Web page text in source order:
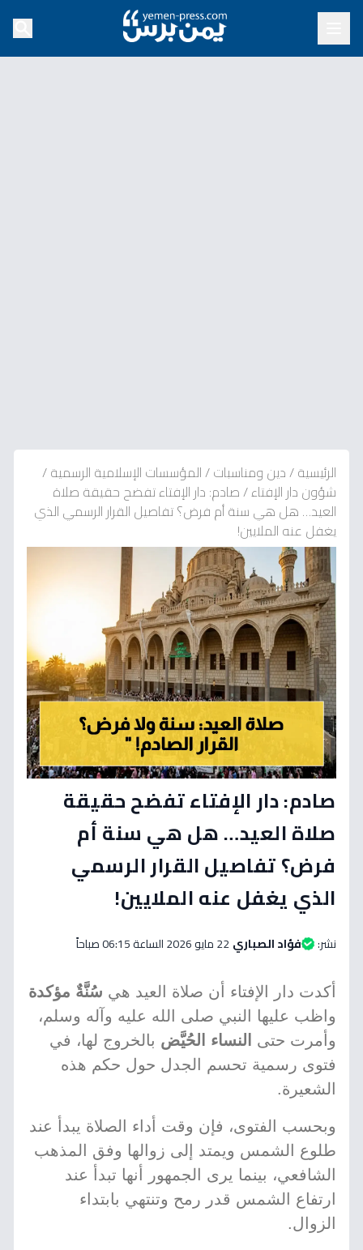
الرئيسية/دين ومناسبات/المؤسسات الإسلامية الرسمية/
شؤون دار الإفتاء/صادم: دار الإفتاء تفضح حقيقة صلاة
العيد… هل هي سنة أم فرض؟ تفاصيل القرار الرسمي الذي
يغفل عنه الملايين!
صادم: دار الإفتاء تفضح حقيقة
صلاة العيد… هل هي سنة أم
فرض؟ تفاصيل القرار الرسمي
الذي يغفل عنه الملايين!
نشر: فؤاد الصباري22 مايو 2026 الساعة 06:15 صباحاً
أكدت دار الإفتاء أن صلاة العيد هي سُنَّةٌ مؤكدة
واظب عليها النبي صلى الله عليه وآله وسلم،
وأمرت حتى
النساء الحُيَّض بالخروج لها، في
فتوى رسمية تحسم الجدل حول حكم هذه
الشعيرة.
وبحسب الفتوى، فإن وقت أداء الصلاة يبدأ عند
طلوع الشمس ويمتد إلى زوالها وفق المذهب
الشافعي، بينما يرى الجمهور أنها تبدأ عند
ارتفاع الشمس قدر رمح وتنتهي بابتداء
الزوال.